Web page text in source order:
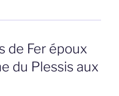
de Fer époux
du Plessis aux